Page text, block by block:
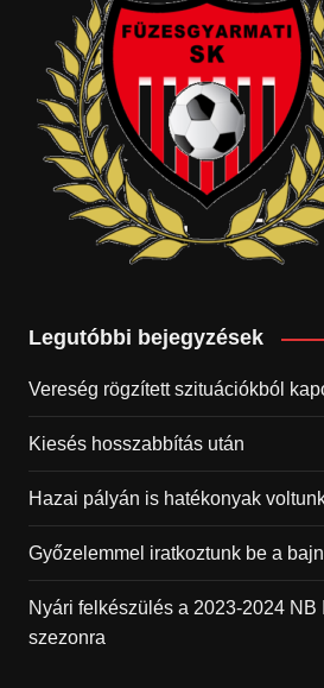
Legutóbbi bejegyzések
Vereség rögzített szituációkból
Kiesés hosszabbítás után
Hazai pályán is hatékonyak
Győzelemmel iratkoztunk be a
Nyári felkészülés a 2023-2024 NB
szezonra